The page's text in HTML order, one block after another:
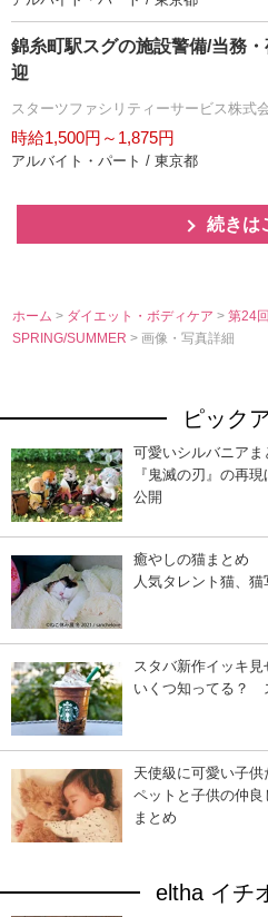
錦糸町駅スグの施設警備/当務
迎
スターツファシリティーサービス株式
時給1,500円～1,875円
アルバイト・パート / 東京都
続きは
ホーム > ダイエット・ボディケア>第24
SPRING/SUMMER> 画像・写真詳細
ピック
可愛いシルバニアま
『鬼滅の刃』の再
公開
癒やしの猫まとめ
人気タレント猫、
スタバ新作イッキ見
いくつ知ってる？
天使級に可愛い子供
ペットと子供の仲
まとめ
eltha イチ